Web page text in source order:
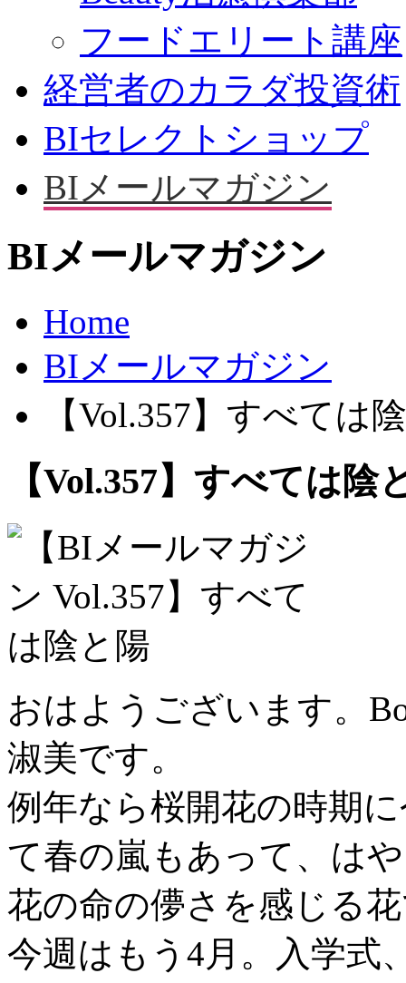
フードエリート講座
経営者のカラダ投資術
BIセレクトショップ
BIメールマガジン
BIメールマガジン
Home
BIメールマガジン
【Vol.357】すべては
【Vol.357】すべては陰
おはようございます。
淑美です。
例年なら桜開花の時期
て春の嵐もあって、は
花の命の儚さを感じる
今週はもう4月。入学式